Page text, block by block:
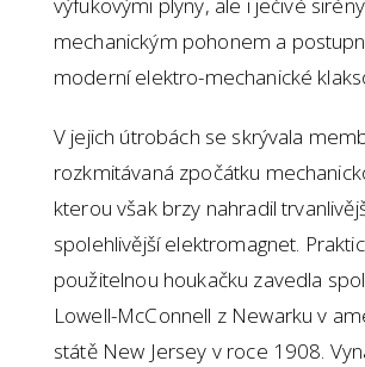
mechanickým pohonem a
moderní elektro-mechanické
V jejich útrobách se skrývala
rozkmitávaná zpočátku
kterou však brzy nahradil
spolehlivější elektromagnet.
použitelnou houkačku zavedla
Lowell-McConnell z Newarku v
státě New Jersey v roce 1908.